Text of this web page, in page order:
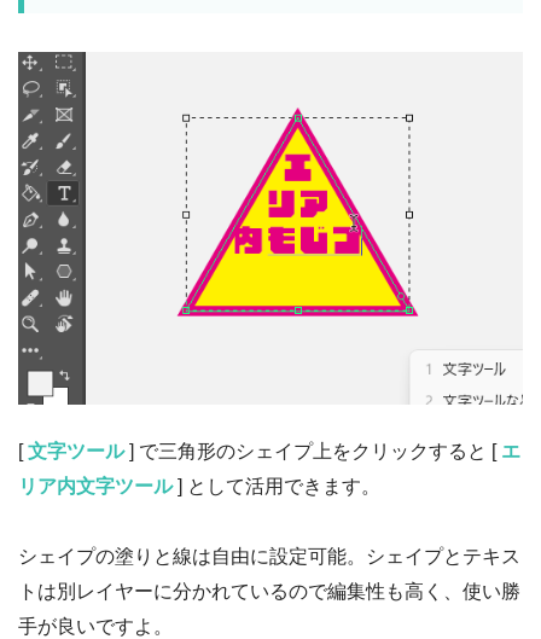
[文字ツール] で三角形のシェイプ上をクリックすると [ エ
リア内文字ツール] として活用できます。
シェイプの塗りと線は自由に設定可能。シェイプとテキス
トは別レイヤーに分かれているので編集性も高く、使い勝
手が良いですよ。